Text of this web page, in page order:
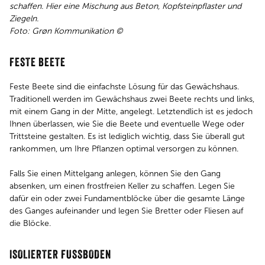
schaffen. Hier eine Mischung aus Beton, Kopfsteinpflaster und
Ziegeln.
Foto: Grøn Kommunikation ©
FESTE BEETE
Feste Beete sind die einfachste Lösung für das Gewächshaus.
Traditionell werden im Gewächshaus zwei Beete rechts und links,
mit einem Gang in der Mitte, angelegt. Letztendlich ist es jedoch
Ihnen überlassen, wie Sie die Beete und eventuelle Wege oder
Trittsteine gestalten. Es ist lediglich wichtig, dass Sie überall gut
rankommen, um Ihre Pflanzen optimal versorgen zu können.
Falls Sie einen Mittelgang anlegen, können Sie den Gang
absenken, um einen frostfreien Keller zu schaffen. Legen Sie
dafür ein oder zwei Fundamentblöcke über die gesamte Länge
des Ganges aufeinander und legen Sie Bretter oder Fliesen auf
die Blöcke.
ISOLIERTER FUSSBODEN